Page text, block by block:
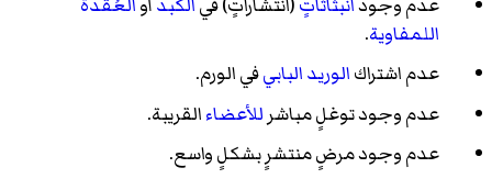
اللمفاوية.
عدم اشتراكالوريد البابيفي الورم.
عدم وجود توغلٍ مباشر للأعضاءالقريبة.
عدم وجود مرضٍ منتشرٍ بشكلٍ واسع.